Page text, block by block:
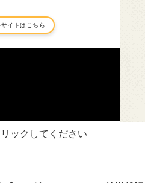
ックしてください